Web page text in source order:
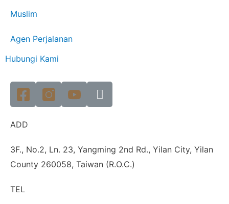
Muslim
Agen Perjalanan
Hubungi Kami
ADD
3F., No.2, Ln. 23, Yangming 2nd Rd., Yilan City, Yilan
County 260058, Taiwan (R.O.C.)
TEL